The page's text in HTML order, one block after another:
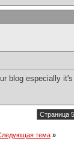
blog especially
Страница
тема »